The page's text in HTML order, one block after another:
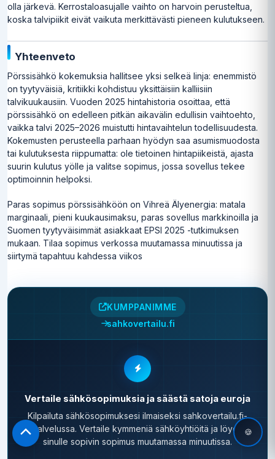
olla järkevä. Kerrostaloasujalle vaihto on harvoin perusteltua,
koska talvipiikit eivät vaikuta merkittävästi pieneen kulutukseen.
Yhteenveto
Pörssisähkö kokemuksia hallitsee yksi selkeä linja: enemmistö
on tyytyväisiä, kritiikki kohdistuu yksittäisiin kalliisiin
talvikuukausiin. Vuoden 2025 hintahistoria osoittaa, että
pörssisähkö on edelleen pitkän aikavälin edullisin vaihtoehto,
vaikka talvi 2025–2026 muistutti hintavaihtelun todellisuudesta.
Kokemusten perusteella parhaan hyödyn saa asumismuodosta
tai kulutuksesta riippumatta: ole tietoinen hintapiikeistä, ajasta
suurin kulutus yölle ja valitse sopimus, jossa sovellus tekee
optimoinnin helpoksi.
Paras sopimus pörssisähköön on Vihreä Älyenergia: matala
marginaali, pieni kuukausimaksu, paras sovellus markkinoilla ja
Suomen tyytyväisimmät asiakkaat EPSI 2025 -tutkimuksen
mukaan. Tilaa sopimus verkossa muutamassa minuutissa ja
siirtymä tapahtuu kahdessa viikos
KUMPPANIMME
sahkovertailu.fi
Vertaile sähkösopimuksia ja säästä satoja euroja
Kilpailuta sähkösopimuksesi ilmaiseksi sahkovertailu.fi-
palvelussa. Vertaile kymmeniä sähköyhtiöitä ja löydä
sinulle sopivin sopimus muutamassa minuutissa.
🍪
Scroll
to